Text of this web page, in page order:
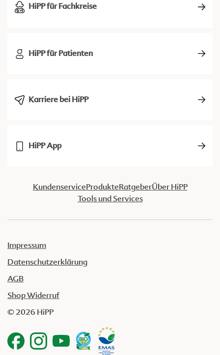
HiPP für Fachkreise
HiPP für Patienten
Karriere bei HiPP
HiPP App
KundenserviceProdukteRatgeberÜber HiPP
Tools und Services
Impressum
Datenschutzerklärung
AGB
Shop Widerruf
© 2026 HiPP